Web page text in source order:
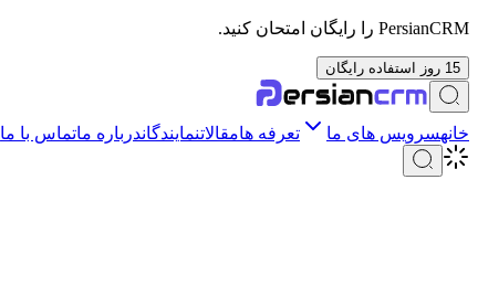
PersianCRM را رایگان امتحان کنید.
15 روز استفاده رایگان
خانهسرویس های ما تعرفه هامقالاتنمایندگاندرباره ماتماس با ما